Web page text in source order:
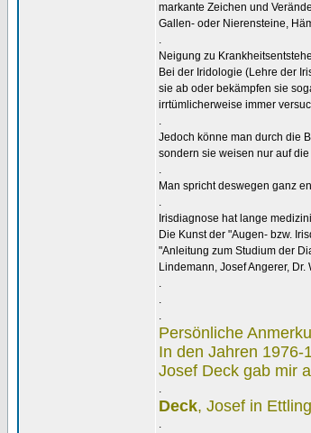
markante Zeichen und
Gallen- oder Nierensteine,
.
Neigung zu
Bei der Iridologie (Lehre der
sie ab oder bekämpfen sie
irrtümlicherweise immer
.
Jedoch könne man durch die
sondern sie weisen nur auf
.
Man spricht deswegen ganz
.
Irisdiagnose hat lange
Die Kunst der "Augen- bzw.
"Anleitung zum Studium der
Lindemann, Josef Angerer,
.
.
.
Persönliche
In den Jahren 1976-
Josef Deck gab mir
.
Deck, Josef in
.